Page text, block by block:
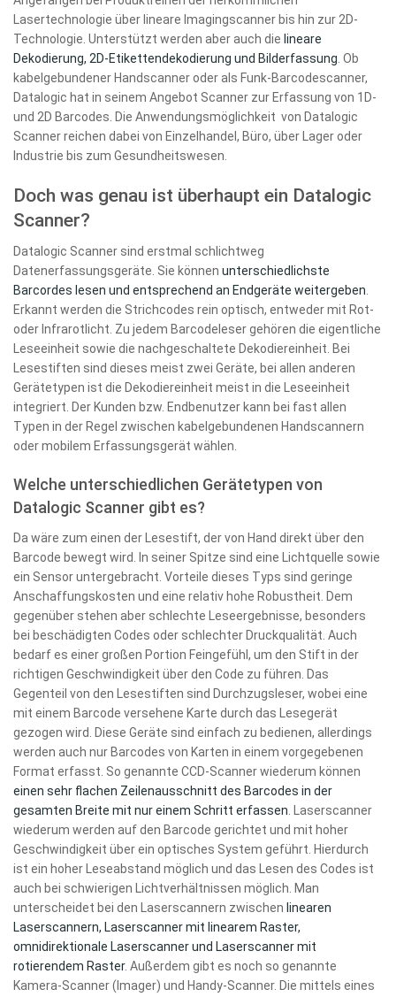
Lasertechnologie über lineare Imagingscanner bis hin zur 2D-
Technologie. Unterstützt werden aber auch die lineare
Dekodierung, 2D-Etikettendekodierung und Bilderfassung . Ob
kabelgebundener Handscanner oder als Funk-Barcodescanner,
Datalogic hat in seinem Angebot Scanner zur Erfassung von 1D-
und 2D Barcodes. Die Anwendungsmöglichkeit von Datalogic
Scanner reichen dabei von Einzelhandel, Büro, über Lager oder
Industrie bis zum Gesundheitswesen.
Doch was genau ist überhaupt ein Datalogic
Scanner?
Datalogic Scanner sind erstmal schlichtweg
Datenerfassungsgeräte. Sie können unterschiedlichste
Barcordes lesen und entsprechend an Endgeräte weitergeben
Erkannt werden die Strichcodes rein optisch, entweder mit Rot-
oder Infrarotlicht. Zu jedem Barcodeleser gehören die eigentliche
Leseeinheit sowie die nachgeschaltete Dekodiereinheit. Bei
Lesestiften sind dieses meist zwei Geräte, bei allen anderen
Gerätetypen ist die Dekodiereinheit meist in die Leseeinheit
integriert. Der Kunden bzw. Endbenutzer kann bei fast allen
Typen in der Regel zwischen kabelgebundenen Handscannern
oder mobilem Erfassungsgerät wählen.
Welche unterschiedlichen Gerätetypen von
Datalogic Scanner gibt es?
Da wäre zum einen der Lesestift, der von Hand direkt über den
Barcode bewegt wird. In seiner Spitze sind eine Lichtquelle sowie
ein Sensor untergebracht. Vorteile dieses Typs sind geringe
Anschaffungskosten und eine relativ hohe Robustheit. Dem
gegenüber stehen aber schlechte Leseergebnisse, besonders
bei beschädigten Codes oder schlechter Druckqualität. Auch
bedarf es einer großen Portion Feingefühl, um den Stift in der
richtigen Geschwindigkeit über den Code zu führen. Das
Gegenteil von den Lesestiften sind Durchzugsleser, wobei eine
mit einem Barcode versehene Karte durch das Lesegerät
gezogen wird. Diese Geräte sind einfach zu bedienen, allerdings
werden auch nur Barcodes von Karten in einem vorgegebenen
Format erfasst. So genannte CCD-Scanner wiederum können
einen sehr flachen Zeilenausschnitt des Barcodes in der
gesamten Breite mit nur einem Schritt erfassen . Laserscanner
wiederum werden auf den Barcode gerichtet und mit hoher
Geschwindigkeit über ein optisches System geführt. Hierdurch
ist ein hoher Leseabstand möglich und das Lesen des Codes ist
auch bei schwierigen Lichtverhältnissen möglich. Man
unterscheidet bei den Laserscannern zwischen linearen
Laserscannern, Laserscanner mit linearem Raster,
omnidirektionale Laserscanner und Laserscanner mit
rotierendem Raster. Außerdem gibt es noch so genannte
Kamera-Scanner (Imager) und Handy-Scanner. Die mittels eines